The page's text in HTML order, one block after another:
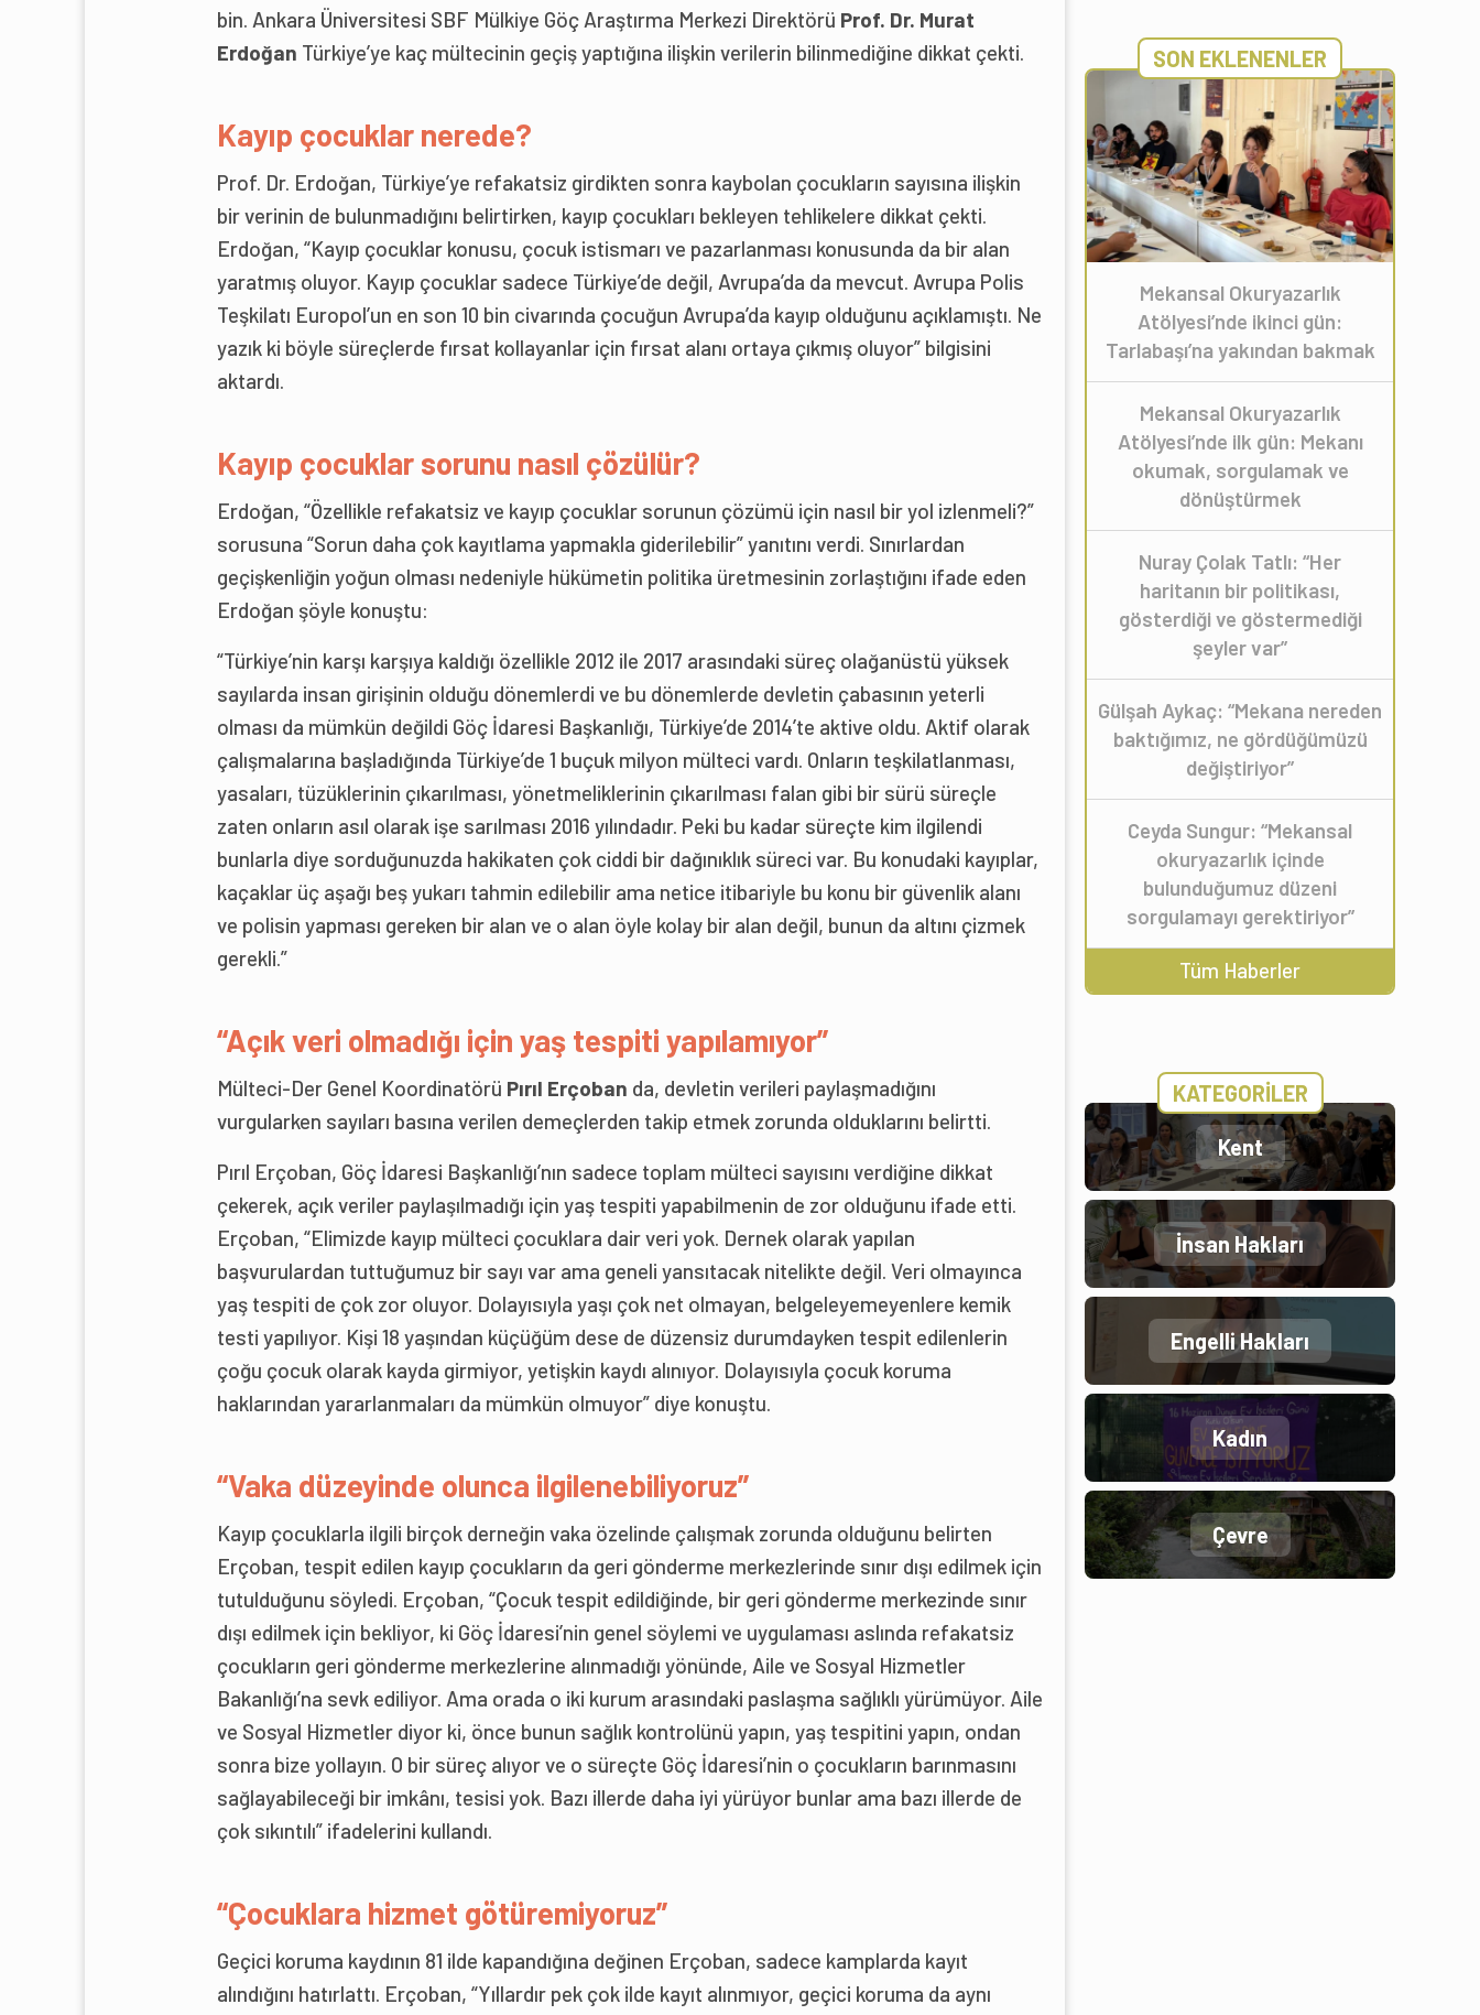
bin. Ankara Üniversitesi SBF Mülkiye Göç Araştırma Merkezi Direktörü Prof. Dr. Murat
Erdoğan Türkiye’ye kaç mültecinin geçiş yaptığına ilişkin verilerin bilinmediğine dikkat çekti.
Kayıp çocuklar nerede?
Prof. Dr. Erdoğan, Türkiye’ye refakatsiz girdikten sonra kaybolan çocukların sayısına ilişkin
bir verinin de bulunmadığını belirtirken, kayıp çocukları bekleyen tehlikelere dikkat çekti.
Erdoğan, “Kayıp çocuklar konusu, çocuk istismarı ve pazarlanması konusunda da bir alan
yaratmış oluyor. Kayıp çocuklar sadece Türkiye’de değil, Avrupa’da da mevcut. Avrupa Polis
Teşkilatı Europol’un en son 10 bin civarında çocuğun Avrupa’da kayıp olduğunu açıklamıştı. Ne
yazık ki böyle süreçlerde fırsat kollayanlar için fırsat alanı ortaya çıkmış oluyor” bilgisini
aktardı.
Kayıp çocuklar sorunu nasıl çözülür?
Erdoğan, “Özellikle refakatsiz ve kayıp çocuklar sorunun çözümü için nasıl bir yol izlenmeli?”
sorusuna “Sorun daha çok kayıtlama yapmakla giderilebilir” yanıtını verdi. Sınırlardan
geçişkenliğin yoğun olması nedeniyle hükümetin politika üretmesinin zorlaştığını ifade eden
Erdoğan şöyle konuştu:
“Türkiye’nin karşı karşıya kaldığı özellikle 2012 ile 2017 arasındaki süreç olağanüstü yüksek
sayılarda insan girişinin olduğu dönemlerdi ve bu dönemlerde devletin çabasının yeterli
olması da mümkün değildi Göç İdaresi Başkanlığı, Türkiye’de 2014’te aktive oldu. Aktif olarak
çalışmalarına başladığında Türkiye’de 1 buçuk milyon mülteci vardı. Onların teşkilatlanması,
yasaları, tüzüklerinin çıkarılması, yönetmeliklerinin çıkarılması falan gibi bir sürü süreçle
zaten onların asıl olarak işe sarılması 2016 yılındadır. Peki bu kadar süreçte kim ilgilendi
bunlarla diye sorduğunuzda hakikaten çok ciddi bir dağınıklık süreci var. Bu konudaki kayıplar,
kaçaklar üç aşağı beş yukarı tahmin edilebilir ama netice itibariyle bu konu bir güvenlik alanı
ve polisin yapması gereken bir alan ve o alan öyle kolay bir alan değil, bunun da altını çizmek
gerekli.”
“Açık veri olmadığı için yaş tespiti yapılamıyor”
Mülteci-Der Genel Koordinatörü Pırıl Erçoban da, devletin verileri paylaşmadığını
vurgularken sayıları basına verilen demeçlerden takip etmek zorunda olduklarını belirtti.
Pırıl Erçoban, Göç İdaresi Başkanlığı’nın sadece toplam mülteci sayısını verdiğine dikkat
çekerek, açık veriler paylaşılmadığı için yaş tespiti yapabilmenin de zor olduğunu ifade etti.
Erçoban, “Elimizde kayıp mülteci çocuklara dair veri yok. Dernek olarak yapılan
başvurulardan tuttuğumuz bir sayı var ama geneli yansıtacak nitelikte değil. Veri olmayınca
yaş tespiti de çok zor oluyor. Dolayısıyla yaşı çok net olmayan, belgeleyemeyenlere kemik
testi yapılıyor. Kişi 18 yaşından küçüğüm dese de düzensiz durumdayken tespit edilenlerin
çoğu çocuk olarak kayda girmiyor, yetişkin kaydı alınıyor. Dolayısıyla çocuk koruma
haklarından yararlanmaları da mümkün olmuyor” diye konuştu.
“Vaka düzeyinde olunca ilgilenebiliyoruz”
Kayıp çocuklarla ilgili birçok derneğin vaka özelinde çalışmak zorunda olduğunu belirten
Erçoban, tespit edilen kayıp çocukların da geri gönderme merkezlerinde sınır dışı edilmek için
tutulduğunu söyledi. Erçoban, “Çocuk tespit edildiğinde, bir geri gönderme merkezinde sınır
dışı edilmek için bekliyor, ki Göç İdaresi’nin genel söylemi ve uygulaması aslında refakatsiz
çocukların geri gönderme merkezlerine alınmadığı yönünde, Aile ve Sosyal Hizmetler
Bakanlığı’na sevk ediliyor. Ama orada o iki kurum arasındaki paslaşma sağlıklı yürümüyor. Aile
ve Sosyal Hizmetler diyor ki, önce bunun sağlık kontrolünü yapın, yaş tespitini yapın, ondan
sonra bize yollayın. O bir süreç alıyor ve o süreçte Göç İdaresi’nin o çocukların barınmasını
sağlayabileceği bir imkânı, tesisi yok. Bazı illerde daha iyi yürüyor bunlar ama bazı illerde de
çok sıkıntılı” ifadelerini kullandı.
“Çocuklara hizmet götüremiyoruz”
Geçici koruma kaydının 81 ilde kapandığına değinen Erçoban, sadece kamplarda kayıt
alındığını hatırlattı. Erçoban, “Yıllardır pek çok ilde kayıt alınmıyor, geçici koruma da aynı
SON EKLENENLER
Mekansal Okuryazarlık
Atölyesi’nde ikinci gün:
Tarlabaşı’na yakından bakmak
Mekansal Okuryazarlık
Atölyesi’nde ilk gün: Mekanı
okumak, sorgulamak ve
dönüştürmek
Nuray Çolak Tatlı: “Her
haritanın bir politikası,
gösterdiği ve göstermediği
şeyler var”
Gülşah Aykaç: “Mekana nereden
baktığımız, ne gördüğümüzü
değiştiriyor”
Ceyda Sungur: “Mekansal
okuryazarlık içinde
bulunduğumuz düzeni
sorgulamayı gerektiriyor”
Tüm Haberler
KATEGORİLER
Kent
İnsan Hakları
Engelli Hakları
Kadın
Çevre